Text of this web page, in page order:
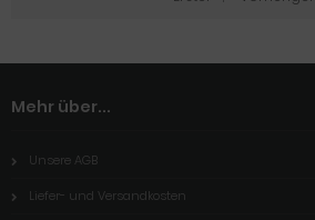
Mehr über...
Unsere AGB
Liefer- und Versandkosten